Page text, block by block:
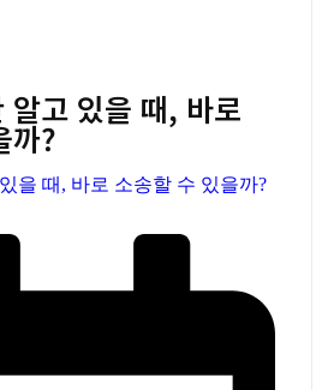
알고 있을 때, 바로
까?
을 때, 바로 소송할 수 있을까?